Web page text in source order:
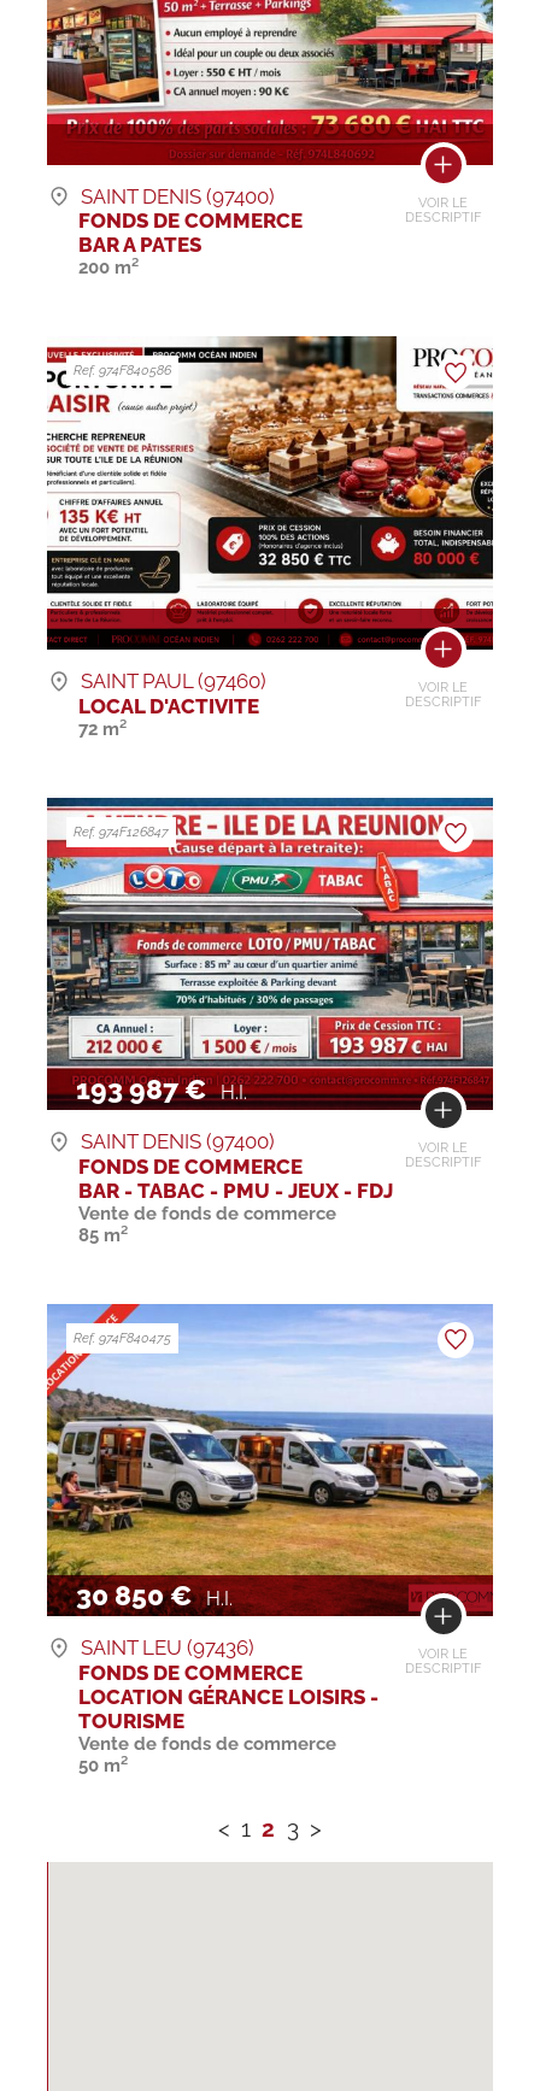
VOIR LE
DESCRIPTIF
SAINT DENIS (97400)
FONDS DE COMMERCE
BAR A PATES
200 m²
VOIR LE
DESCRIPTIF
Ref. 974F840586
SAINT PAUL (97460)
LOCAL D'ACTIVITE
72 m²
193 987 € H.I.
VOIR LE
DESCRIPTIF
Ref. 974F126847
SAINT DENIS (97400)
FONDS DE COMMERCE
BAR - TABAC - PMU - JEUX - FDJ
Vente de fonds de commerce
85 m²
30 850 € H.I.
VOIR LE
DESCRIPTIF
Ref. 974F840475
SAINT LEU (97436)
FONDS DE COMMERCE
LOCATION GÉRANCE LOISIRS -
TOURISME
Vente de fonds de commerce
50 m²
< 1 2 3 >